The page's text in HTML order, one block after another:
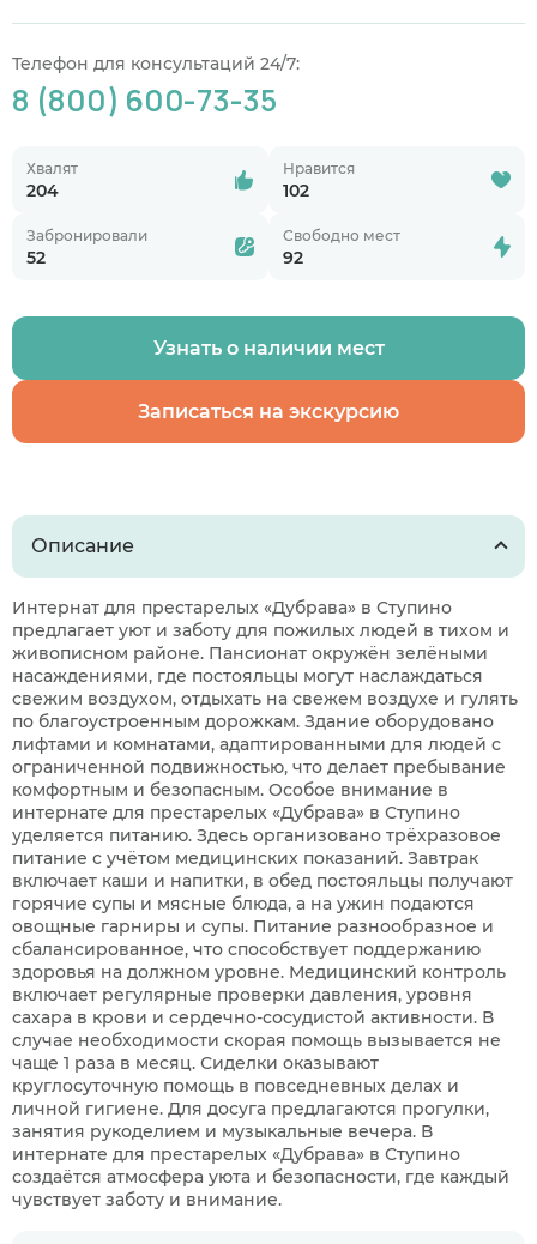
Телефон для консультаций 24/7:
8 (800) 600-73-35
Хвалят
204
Нравится
102
Забронировали
52
Свободно мест
92
Узнать о наличии мест
Записаться на экскурсию
Описание
Интернат для престарелых «Дубрава» в Ступино
предлагает уют и заботу для пожилых людей в тихом и
живописном районе. Пансионат окружён зелёными
насаждениями, где постояльцы могут наслаждаться
свежим воздухом, отдыхать на свежем воздухе и гулять
по благоустроенным дорожкам. Здание оборудовано
лифтами и комнатами, адаптированными для людей с
ограниченной подвижностью, что делает пребывание
комфортным и безопасным. Особое внимание в
интернате для престарелых «Дубрава» в Ступино
уделяется питанию. Здесь организовано трёхразовое
питание с учётом медицинских показаний. Завтрак
включает каши и напитки, в обед постояльцы получают
горячие супы и мясные блюда, а на ужин подаются
овощные гарниры и супы. Питание разнообразное и
сбалансированное, что способствует поддержанию
здоровья на должном уровне. Медицинский контроль
включает регулярные проверки давления, уровня
сахара в крови и сердечно-сосудистой активности. В
случае необходимости скорая помощь вызывается не
чаще 1 раза в месяц. Сиделки оказывают
круглосуточную помощь в повседневных делах и
личной гигиене. Для досуга предлагаются прогулки,
занятия рукоделием и музыкальные вечера. В
интернате для престарелых «Дубрава» в Ступино
создаётся атмосфера уюта и безопасности, где каждый
чувствует заботу и внимание.